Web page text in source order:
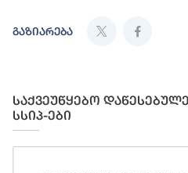
გაზიარება
საქვეუწყებო
სსიპ-ები